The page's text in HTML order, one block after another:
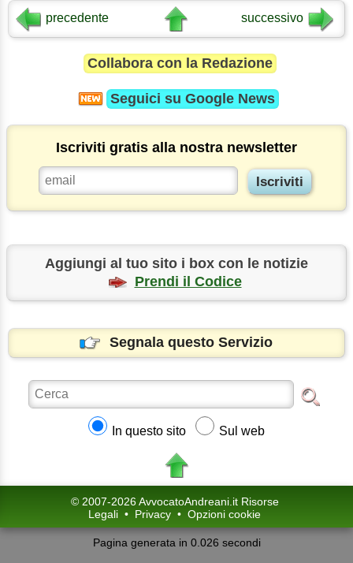
precedente successivo
Collabora con la Redazione
Seguici su Google News
Iscriviti gratis alla nostra newsletter
Aggiungi al tuo sito i box con le notizie
Prendi il Codice
Segnala questo Servizio
In questo sito Sul web
© 2007-2026 AvvocatoAndreani.it Risorse
Legali • Privacy • Opzioni cookie
Pagina generata in 0.026 secondi